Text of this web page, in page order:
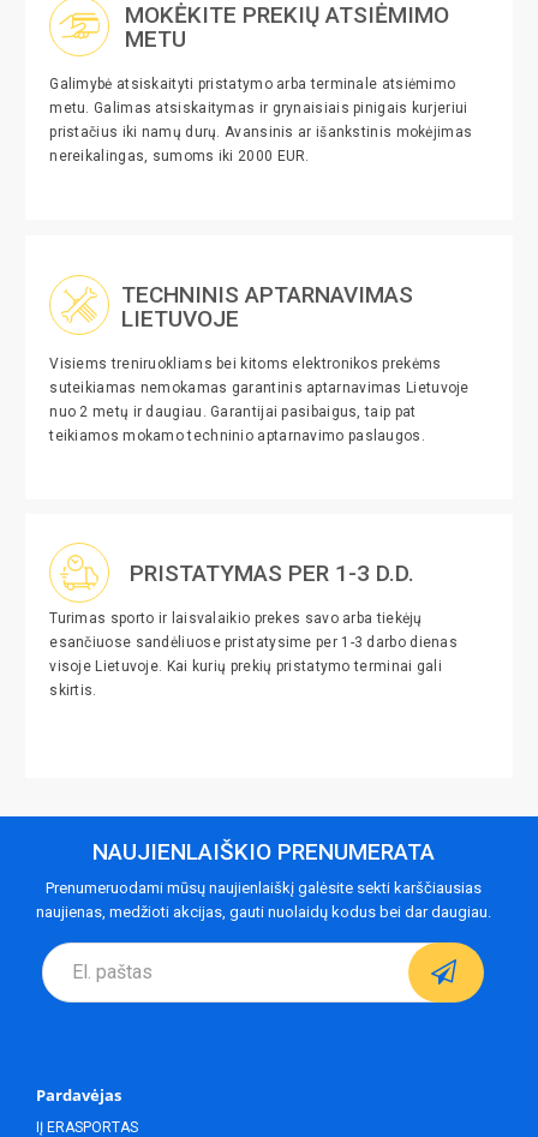
MOKĖKITE PREKIŲ ATSIĖMIMO
METU
Galimybė atsiskaityti pristatymo arba terminale atsiėmimo
metu. Galimas atsiskaitymas ir grynaisiais pinigais kurjeriui
pristačius iki namų durų. Avansinis ar išankstinis mokėjimas
nereikalingas, sumoms iki 2000 EUR.
TECHNINIS APTARNAVIMAS
LIETUVOJE
Visiems treniruokliams bei kitoms elektronikos prekėms
suteikiamas nemokamas garantinis aptarnavimas Lietuvoje
nuo 2 metų ir daugiau. Garantijai pasibaigus, taip pat
teikiamos mokamo techninio aptarnavimo paslaugos.
PRISTATYMAS PER 1-3 D.D.
Turimas sporto ir laisvalaikio prekes savo arba tiekėjų
esančiuose sandėliuose pristatysime per 1-3 darbo dienas
visoje Lietuvoje. Kai kurių prekių pristatymo terminai gali
skirtis.
NAUJIENLAIŠKIO PRENUMERATA
Prenumeruodami mūsų naujienlaiškį galėsite sekti karščiausias
naujienas, medžioti akcijas, gauti nuolaidų kodus bei dar daugiau.
Pardavėjas
IĮ ERASPORTAS